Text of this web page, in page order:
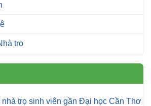
trọ
nhà trọ sinh viên gần Đại học Cần Thơ